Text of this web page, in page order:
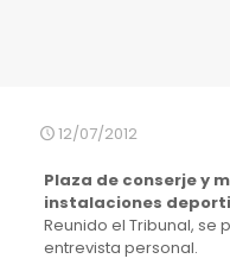
12/07/2012
Plaza de conserje y
instalaciones
Reunido el Tribunal,
entrevista personal.